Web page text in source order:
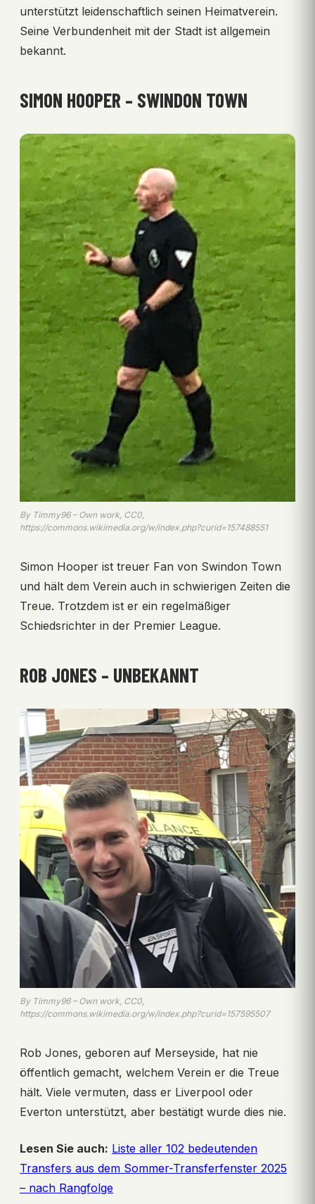
unterstützt leidenschaftlich seinen Heimatverein.
Seine Verbundenheit mit der Stadt ist allgemein
bekannt.
SIMON HOOPER – SWINDON TOWN
By Timmy96 – Own work, CC0,
https://commons.wikimedia.org/w/index.php?curid=157488551
Simon Hooper ist treuer Fan von Swindon Town
und hält dem Verein auch in schwierigen Zeiten die
Treue. Trotzdem ist er ein regelmäßiger
Schiedsrichter in der Premier League.
ROB JONES – UNBEKANNT
By Timmy96 – Own work, CC0,
https://commons.wikimedia.org/w/index.php?curid=157595507
Rob Jones, geboren auf Merseyside, hat nie
öffentlich gemacht, welchem Verein er die Treue
hält. Viele vermuten, dass er Liverpool oder
Everton unterstützt, aber bestätigt wurde dies nie.
Lesen Sie auch: Liste aller 102 bedeutenden
Transfers aus dem Sommer-Transferfenster 2025
– nach Rangfolge